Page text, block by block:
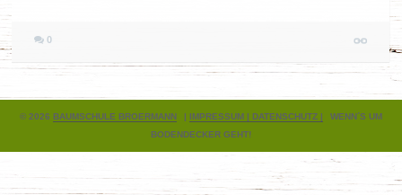
0
© 2026 BAUMSCHULE BROERMANN | IMPRESSUM | DATENSCHUTZ |
WENN´S UM
BODENDECKER GEHT!